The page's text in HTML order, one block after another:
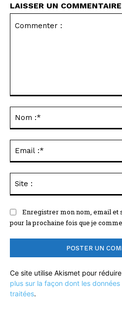
LAISSER UN COMMENTAIRE
Enregistrer mon nom, email et
pour la prochaine fois que je
Ce site utilise Akismet pour
plus sur la façon dont les
traitées.